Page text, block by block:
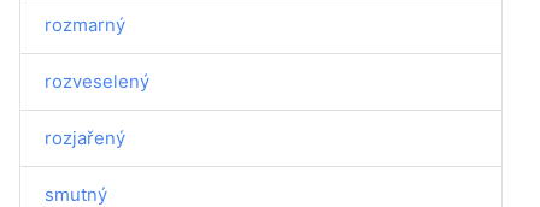
rozmarný
rozveselený
rozjařený
smutný